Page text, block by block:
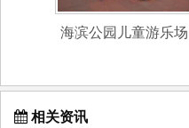
海滨公园儿童游乐场
相关资讯